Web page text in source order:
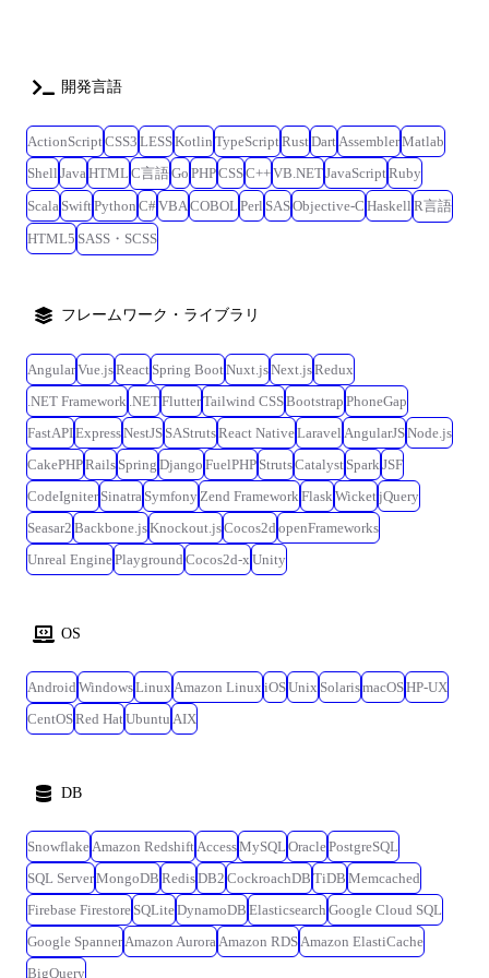
ての業務、客先の業務、将来的に出向を実施した場合は出向先の全ての
の配置転換などによって変わり得る就業場所・業務の範囲を指します。
す。 当社ではIoT/UI・UX/クラウド/bigdataの技術分野を提供しており、
Three.js, PHP(Laravel),AWS ◎対応フェーズ:提案、要件定義、基本・詳細
設計、開発、テスト、保守 大手商社向けグループファイナンス部門のDX
支援 大手商社にてグループファイナンスを提供している部門のDX組織立
上げの支援を行います。 グループ各社へ財務部門が持つ情報のスムーズ
な提供や、グループ全体で利用可能なデジタルプラットフォームの立上
げなどを、クライアントと相談しながら進めていきます。 ◎開発環境:
ユーザ数を誇るSaaSプロダクト開発のPM業務を実施しています。 製品
戦略・企画との要件定義、UIUX部門との要件定義などを行いつつ、シス
テム開発方針提案・見積・スケジュール管理、設計/開発メンバーの指示
などを行っております。 AWSなどのクラウドを活用したシステムの運
用・保守に関する計画も立案・推進も実施しております。 ◎開発環
境:Ruby on Rails,Vue.js/React,AWS ◎対応フェーズ:要件定義、基本・詳細
設計、開発、テスト、保守 ※担当案件によっては当社正社員として、客
先企業へ無期雇用派遣となる可能性があります 【変更の範囲※1】 会社
内の全ての業務、客先の業務、将来的に出向を実施した場合は出向先の
全ての業務(ただし本人と相談の上で決定します) ※1 「変更の範囲」と
は、将来の配置転換などによって変わり得る就業場所・業務の範囲を指
開発言語
ActionScriptCSS3 LESSKotlin TypeScriptRustDartAssemblerMatlab
Shell JavaHTML C言語Go PHPCSSC++VB.NETJavaScriptRuby
Scala SwiftPython C#VBACOBOL Perl SASObjective-C Haskell R言語
HTML5 SASS・SCSS
フレームワーク・ライブラリ
AngularVue.jsReact Spring BootNuxt.jsNext.jsRedux
.NET Framework .NETFlutterTailwind CSSBootstrap PhoneGap
FastAPIExpressNestJS SAStrutsReact NativeLaravel AngularJSNode.js
CakePHPRails Spring Django FuelPHP StrutsCatalyst SparkJSF
CodeIgniter Sinatra SymfonyZend FrameworkFlaskWicketjQuery
Seasar2 Backbone.jsKnockout.jsCocos2d openFrameworks
Unreal EnginePlayground Cocos2d-x Unity
OS
Android WindowsLinux Amazon Linux iOSUnix SolarismacOSHP-UX
CentOSRed HatUbuntu AIX
DB
SnowflakeAmazon RedshiftAccessMySQL OraclePostgreSQL
SQL ServerMongoDB RedisDB2 CockroachDB TiDB Memcached
Firebase Firestore SQLiteDynamoDB Elasticsearch Google Cloud SQL
Google SpannerAmazon AuroraAmazon RDSAmazon ElastiCache
BigQuery